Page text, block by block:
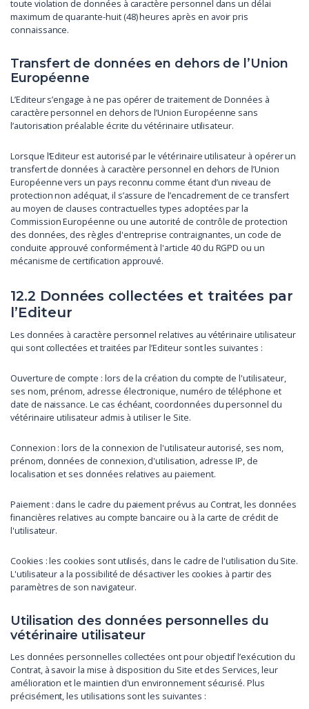
toute violation de données à caractère personnel dans un délai
maximum de quarante-huit (48) heures après en avoir pris
connaissance.
Transfert de données en dehors de l’Union
Européenne
L’Editeur s’engage à ne pas opérer de traitement de Données à
caractère personnel en dehors de l’Union Européenne sans
l’autorisation préalable écrite du vétérinaire utilisateur.
Lorsque l’Editeur est autorisé par le vétérinaire utilisateur à opérer un
transfert de données à caractère personnel en dehors de l’Union
Européenne vers un pays reconnu comme étant d’un niveau de
protection non adéquat, il s’assure de l’encadrement de ce transfert
au moyen de clauses contractuelles types adoptées par la
Commission Européenne ou une autorité de contrôle de protection
des données, des règles d'entreprise contraignantes, un code de
conduite approuvé conformément à l'article 40 du RGPD ou un
mécanisme de certification approuvé.
12.2 Données collectées et traitées par
l’Editeur
Les données à caractère personnel relatives au vétérinaire utilisateur
qui sont collectées et traitées par l’Editeur sont les suivantes :
Ouverture de compte : lors de la création du compte de l'utilisateur,
ses nom, prénom, adresse électronique, numéro de téléphone et
date de naissance. Le cas échéant, coordonnées du personnel du
vétérinaire utilisateur admis à utiliser le Site.
Connexion : lors de la connexion de l'utilisateur autorisé, ses nom,
prénom, données de connexion, d'utilisation, adresse IP, de
localisation et ses données relatives au paiement.
Paiement : dans le cadre du paiement prévus au Contrat, les données
financières relatives au compte bancaire ou à la carte de crédit de
l'utilisateur.
Cookies : les cookies sont utilisés, dans le cadre de l'utilisation du Site.
L'utilisateur a la possibilité de désactiver les cookies à partir des
paramètres de son navigateur.
Utilisation des données personnelles du
vétérinaire utilisateur
Les données personnelles collectées ont pour objectif l’exécution du
Contrat, à savoir la mise à disposition du Site et des Services, leur
amélioration et le maintien d'un environnement sécurisé. Plus
précisément, les utilisations sont les suivantes :